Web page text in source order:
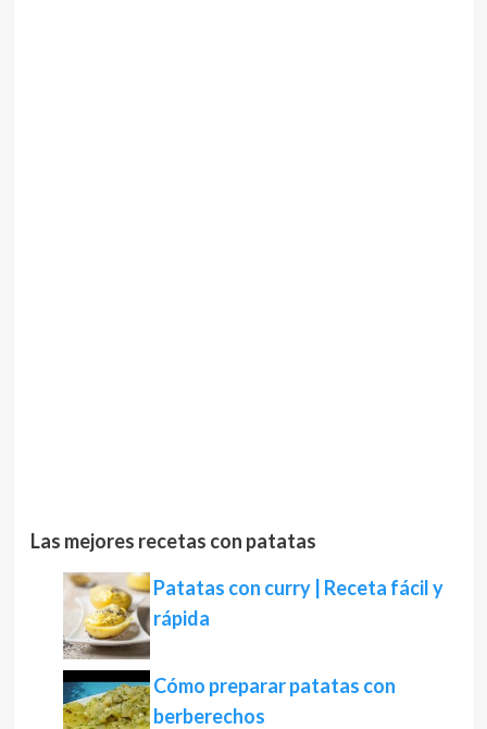
Las mejores recetas con patatas
Patatas con curry | Receta fácil y
rápida
Cómo preparar patatas con
berberechos